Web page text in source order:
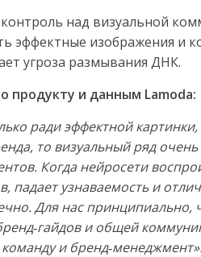
над визуальной
эффектные изображения и
угроза размывания ДНК.
продукту и данным Lamoda:
ради эффектной
то визуальный ряд
Когда нейросети
падает узнаваемость и
Для нас принципиально,
и общей
и